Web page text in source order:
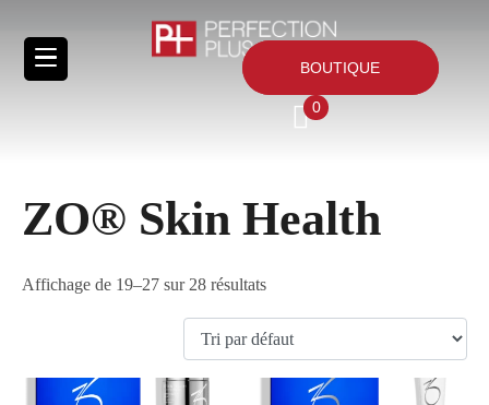
BOUTIQUE
0
ZO® Skin Health
Affichage de 19–27 sur 28 résultats